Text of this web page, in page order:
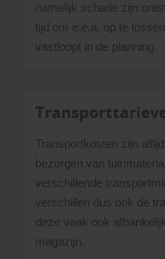
namelijk schade zijn
tijd om e.e.a. op te
vastloopt in de planning.
Transportkosten zijn
bezorgen van
verschillende
verschillen dus ook de
deze vaak ook
magazijn.